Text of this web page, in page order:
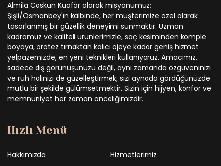
Almila Coskun Kuaför olarak misyonumuz;
Şişli/Osmanbey'ın kalbinde, her müşterimize özel olarak
tasarlanmış bir güzellik deneyimi sunmaktır. Uzman
kadromuz ve kaliteli ürünlerimizle, saç kesiminden komple
boyaya, protez tırnaktan kalıcı ojeye kadar geniş hizmet
yelpazemizde, en yeni teknikleri kullanıyoruz. Amacımız,
sadece dış görünüşünüzü değil, aynı zamanda özgüveninizi
ve ruh halinizi de güzelleştirmek; sizi aynada gördüğünüzde
mutlu bir şekilde gülümsetmektir. Sizin için hijyen, konfor ve
memnuniyet her zaman önceliğimizdir.
Hızlı Menü
Hakkımızda
Hizmetlerimiz